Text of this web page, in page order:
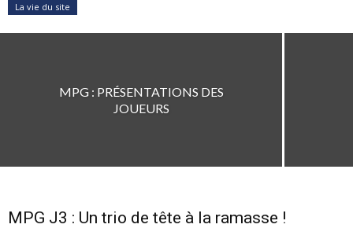
La vie du site
« LES TARÉS DU MPG » PASSENT
Chamalex86 - 20 août 2019
MPG : PRÉSENTATIONS DES
JOUEURS
MPG J3 : Un trio de tête à la ramasse !